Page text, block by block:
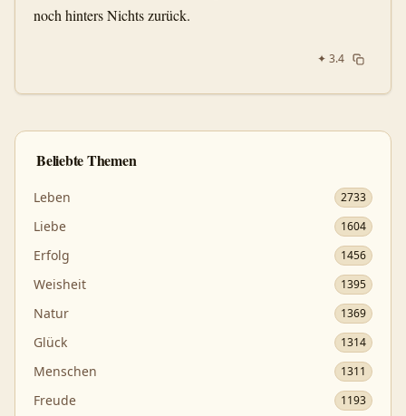
noch hinters Nichts zurück.
✦ 3.4
Beliebte Themen
Leben 2733
Liebe 1604
Erfolg 1456
Weisheit 1395
Natur 1369
Glück 1314
Menschen 1311
Freude 1193